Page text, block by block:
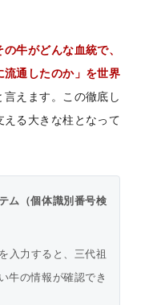
の牛がどんな血統で、
流通したのか」を世界
言えます。この徹底し
る大きな柱となって
ム（個体識別番号検
入力すると、三代祖
牛の情報が確認でき